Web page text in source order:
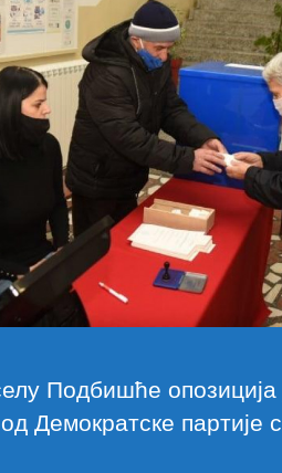
Подбишће опозиција
Демократске партије